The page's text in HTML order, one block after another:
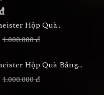
Hộp Quà...
1.000.000 đ
Hộp Quà Băng...
1.000.000 đ